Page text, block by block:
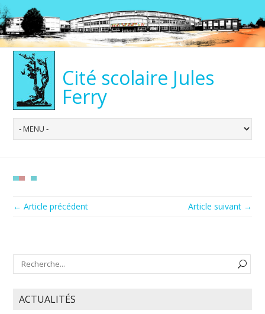
Cité scolaire Jules
Ferry
← Article précédent Article suivant →
ACTUALITÉS